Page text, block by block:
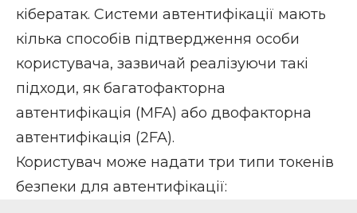
кібератак. Системи автентифікації мають
кілька способів підтвердження особи
користувача, зазвичай реалізуючи такі
підходи, як багатофакторна
автентифікація (MFA) або двофакторна
автентифікація (2FA).
Користувач може надати три типи токенів
безпеки для автентифікації: